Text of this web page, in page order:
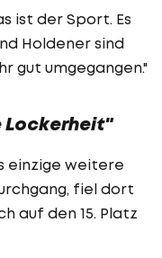
ist der Sport. Es
Holdener sind
gut umgegangen."
Lockerheit"
einzige weitere
fiel dort
auf den 15. Platz